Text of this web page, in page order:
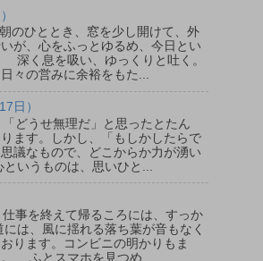
ひととき、窓を少し開けて、外
が、心をふっとゆるめ、今日とい
深く息を吸い、ゆっくりと吐く。
々の営みに余裕をもた...
日）
どうせ無理だ」と思ったとたん
ます。しかし、「もしかしたらで
議なもので、どこからか力が湧い
いうものは、思いひと...
事を終えて帰るころには、すっか
は、風に揺れる落ち葉が音もなく
ります。コンビニの明かりもま
。 ふとスマホを見つめ...